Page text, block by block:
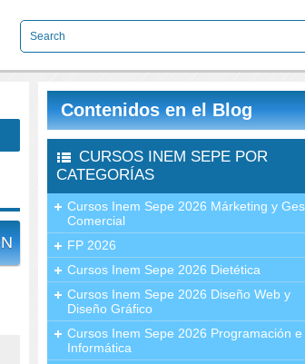
Contenidos en el Blog
CURSOS INEM SEPE POR
CATEGORÍAS
Cursos Inem Sepe 2026 Márketing y
Comercial
FP 2026
Cursos Inem Sepe 2026 Dietética
Cursos Inem Sepe 2026 Diseño Web y
Diseño Gráfico
Cursos Inem Sepe 2026 Programación e
Informática